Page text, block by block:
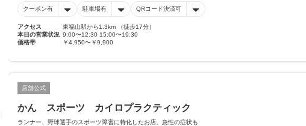
クーポン有 駐車場有 QRコード決済可
アクセス
東福山駅から1.3km （徒歩17分）
本日の営業状況 9:00〜12:30 15:00〜19:30
価格帯
￥4,950〜￥9,900
店舗公式
かん スポーツ カイロプラクティック
ランナー、野球選手のスポーツ障害に特化したお店。急性の症状も